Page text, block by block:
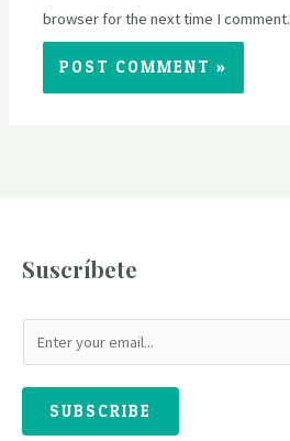
browser for the next time I comment.
Suscríbete
SUBSCRIBE